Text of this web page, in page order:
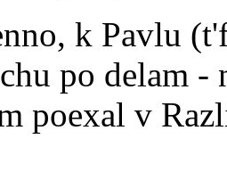
k Pavlu
po delam -
poexal v